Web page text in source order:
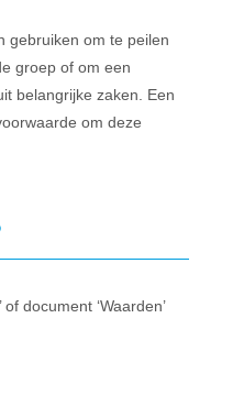
gebruiken om te peilen
groep of om een
belangrijke zaken. Een
om deze
document ‘Waarden’